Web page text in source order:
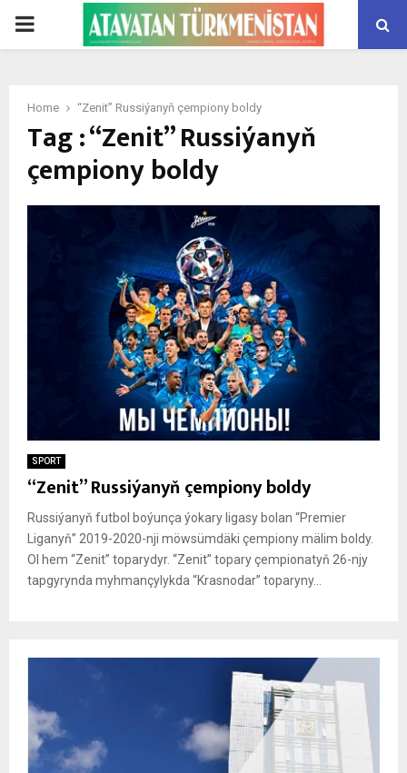
PRIMARY
Home “Zenit” Russiýanyň çempiony boldy
Tag : “Zenit” Russiýanyň
çempiony boldy
SPORT
“Zenit” Russiýanyň çempiony boldy
Russiýanyň futbol boýunça ýokary ligasy bolan “Premier
Liganyň” 2019-2020-nji möwsümdäki çempiony mälim boldy.
Ol hem “Zenit” toparydyr. “Zenit” topary çempionatyň 26-njy
tapgyrynda myhmançylykda “Krasnodar” toparyny...